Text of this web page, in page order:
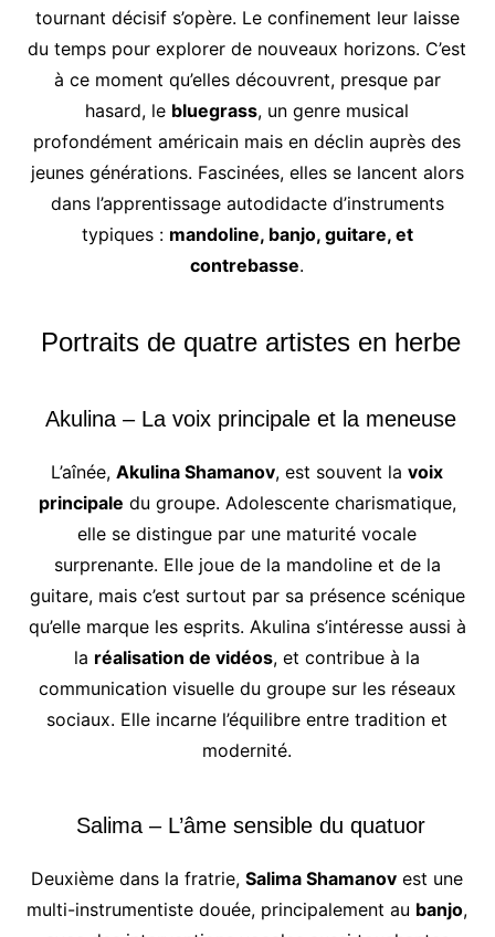
tournant décisif s’opère. Le confinement leur laisse
du temps pour explorer de nouveaux horizons. C’est
à ce moment qu’elles découvrent, presque par
hasard, le bluegrass, un genre musical
profondément américain mais en déclin auprès des
jeunes générations. Fascinées, elles se lancent alors
dans l’apprentissage autodidacte d’instruments
typiques : mandoline, banjo, guitare, et
contrebasse.
Portraits de quatre artistes en herbe
Akulina – La voix principale et la meneuse
L’aînée,Akulina Shamanov, est souvent lavoix
principale du groupe. Adolescente charismatique,
elle se distingue par une maturité vocale
surprenante. Elle joue de la mandoline et de la
guitare, mais c’est surtout par sa présence scénique
qu’elle marque les esprits. Akulina s’intéresse aussi à
la réalisation de vidéos, et contribue à la
communication visuelle du groupe sur les réseaux
sociaux. Elle incarne l’équilibre entre tradition et
modernité.
Salima – L’âme sensible du quatuor
Deuxième dans la fratrie,Salima Shamanov est une
multi-instrumentiste douée, principalement au banjo,